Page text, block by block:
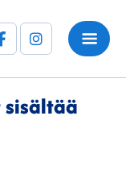
FacebookInstagram